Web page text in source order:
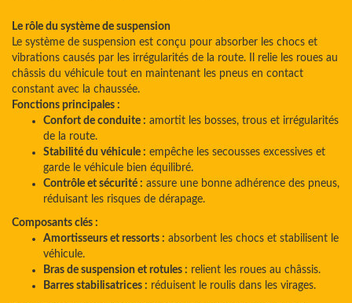
Le rôle du système de suspension
Le système de suspension est conçu pour absorber les chocs et
vibrations causés par les irrégularités de la route. Il relie les roues au
châssis du véhicule tout en maintenant les pneus en contact
constant avec la chaussée.
Fonctions principales :
Confort de conduite : amortit les bosses, trous et irrégularités
de la route.
Stabilité du véhicule : empêche les secousses excessives et
garde le véhicule bien équilibré.
Contrôle et sécurité : assure une bonne adhérence des pneus,
réduisant les risques de dérapage.
Composants clés :
Amortisseurs et ressorts : absorbent les chocs et stabilisent le
véhicule.
Bras de suspension et rotules : relient les roues au châssis.
Barres stabilisatrices : réduisent le roulis dans les virages.